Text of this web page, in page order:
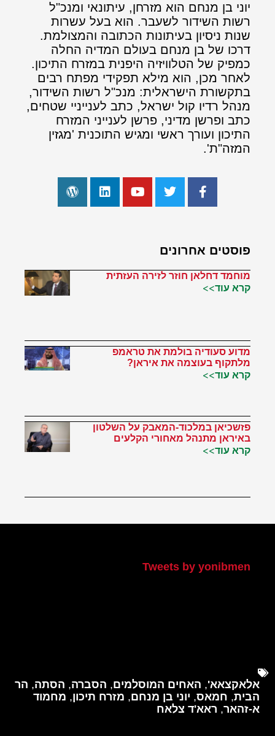
יוני בן מנחם הוא מזרחן, עיתונאי ומנכ"ל
רשות השידור לשעבר. הוא בעל עשרות
שנות ניסיון בעיתונות הכתובה והמצולמת.
דרכו של בן מנחם בעולם המדיה החלה
כמפיק של הטלוויזיה היפנית במזרח התיכון.
לאחר מכן, הוא מילא תפקידי מפתח רבים
בתקשורת הישראלית: מנכ"ל רשות השידור,
מנהל רדיו קול ישראל, כתב לענייניי שטחים,
כתב ופרשן מדיני, פרשן לענייני המזרח
התיכון ועורך ראשי ומגיש התוכנית 'מגזין
המזה"ת'.
פוסטים אחרונים
מוחמד דחלאן חוזר לזירה העזתית
קרא עוד>>
מדוע סעודיה בולמת את טראמפ
מלתקוף בעוצמה את איראן?
קרא עוד>>
פזשכיאן במלכוד-המאבק על השלטון
באיראן מתנהל מאחורי הקלעים
קרא עוד>>
Tweets by yonibmen
אלאקצאא', האחים המוסלמים, הסברה, הסתה, הר
הבית, חמאס, יוני בן מנחם, מזרח תיכון, מחמוד
א-זהאר, ראא'ד צלאח